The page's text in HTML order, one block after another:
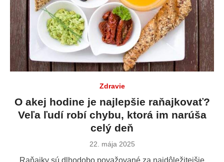
Zdravie
O akej hodine je najlepšie raňajkovať?
Veľa ľudí robí chybu, ktorá im narúša
celý deň
Publikované
22. mája 2025